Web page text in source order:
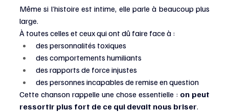
Même si l’histoire est intime, elle parle à beaucoup plus
large.
À toutes celles et ceux qui ont dû faire face à :
des personnalités toxiques
des comportements humiliants
des rapports de force injustes
des personnes incapables de remise en question
Cette chanson rappelle une chose essentielle : on peut
ressortir plus fort de ce qui devait nous briser.